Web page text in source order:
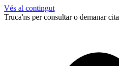
Vés al contingut
Truca'ns per consultar o demanar cita